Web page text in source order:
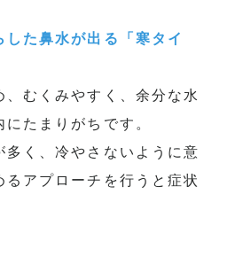
た鼻水が出る「寒タイ
、むくみやすく、余分な水
にたまりがちです。
多く、冷やさないように意
アプローチを行うと症状